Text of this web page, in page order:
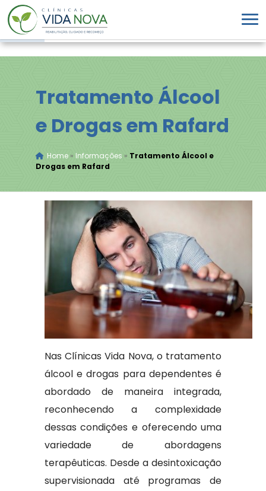
Tratamento Álcool
e Drogas em Rafard
Home» Informações » Tratamento Álcool e
Drogas em Rafard
Nas Clínicas Vida Nova, o tratamento
álcool e drogas para dependentes é
abordado de maneira integrada,
reconhecendo a complexidade
dessas condições e oferecendo uma
variedade de abordagens
terapêuticas. Desde a desintoxicação
supervisionada até programas de